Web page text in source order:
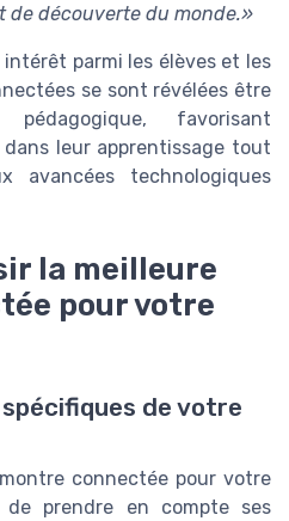
de découverte du monde.»
parmi les élèves et les
se sont révélées être
favorisant
leur apprentissage tout
avancées technologiques
la meilleure
pour votre
de votre
connectée pour votre
prendre en compte ses